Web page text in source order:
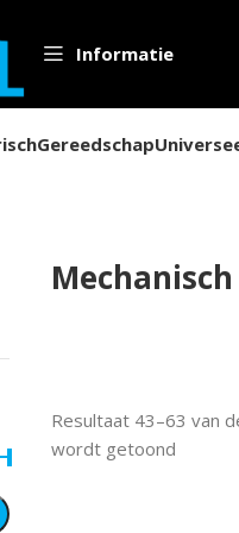
Informatie
Gereedschap
Mechanisch
Resultaat 43–63 van
wordt getoond